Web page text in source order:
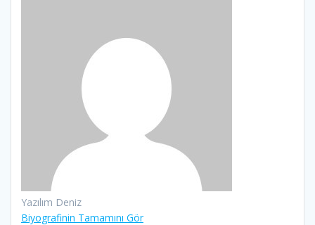
Yazılım Deniz
Biyografinin Tamamını Gör